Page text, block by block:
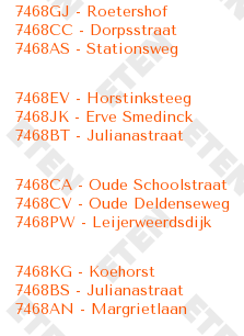
7468GJ - Roetershof
7468CC - Dorpsstraat
7468AS - Stationsweg
7468EV - Horstinksteeg
7468JK - Erve Smedinck
7468BT - Julianastraat
7468CA - Oude Schoolstraat
7468CV - Oude Deldenseweg
7468PW - Leijerweerdsdijk
7468KG - Koehorst
7468BS - Julianastraat
7468AN - Margrietlaan